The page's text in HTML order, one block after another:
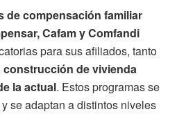
de compensación familiar
Cafam y Comfandi
para sus afiliados, tanto
de vivienda
la actual. Estos programas se
se adaptan a distintos niveles